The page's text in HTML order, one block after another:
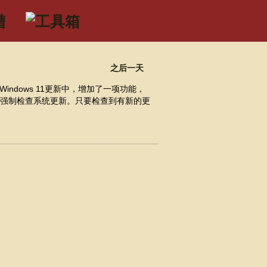
之后一天
11更新中，增加了一项功能，
制检查系统更新。只要检查到有新的更